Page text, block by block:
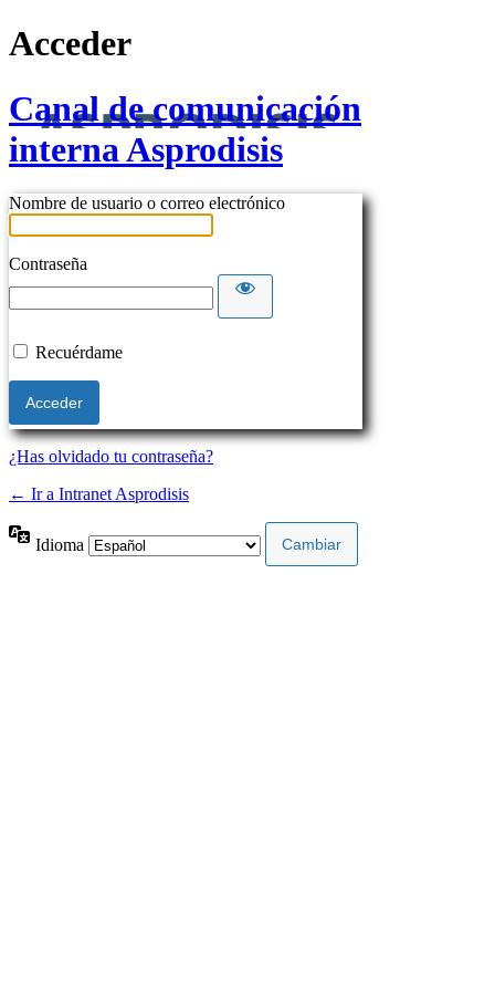
Acceder
Canal de comunicación
interna Asprodisis
Nombre de usuario o correo electrónico
Contraseña
Recuérdame
¿Has olvidado tu contraseña?
← Ir a Intranet Asprodisis
Idioma